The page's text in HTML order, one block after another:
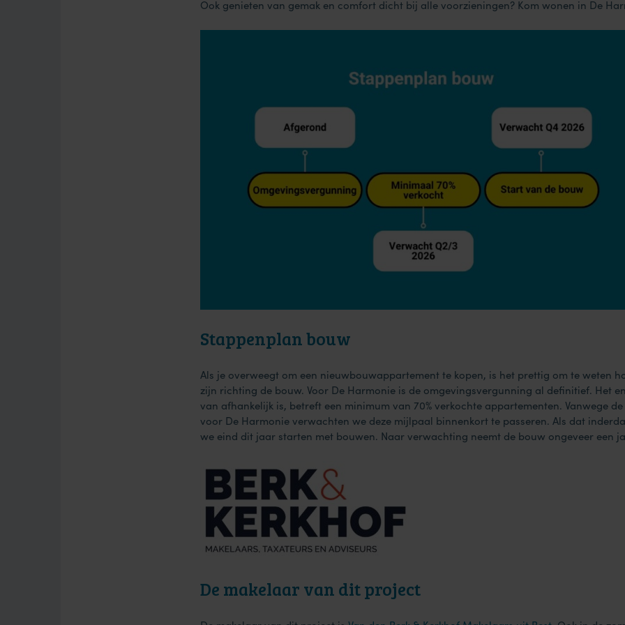
Ook genieten van gemak en comfort dicht bij alle voorzieningen? Kom wonen in De
Stappenplan bouw
Als je overweegt om een nieuwbouwappartement te kopen, is het prettig om te weten
zijn richting de bouw. Voor De Harmonie is de omgevingsvergunning al definitief. Het
van afhankelijk is, betreft een minimum van 70% verkochte appartementen. Vanwege
voor De Harmonie verwachten we deze mijlpaal binnenkort te passeren. Als dat
we eind dit jaar starten met bouwen. Naar verwachting neemt de bouw ongeveer een
De makelaar van dit project